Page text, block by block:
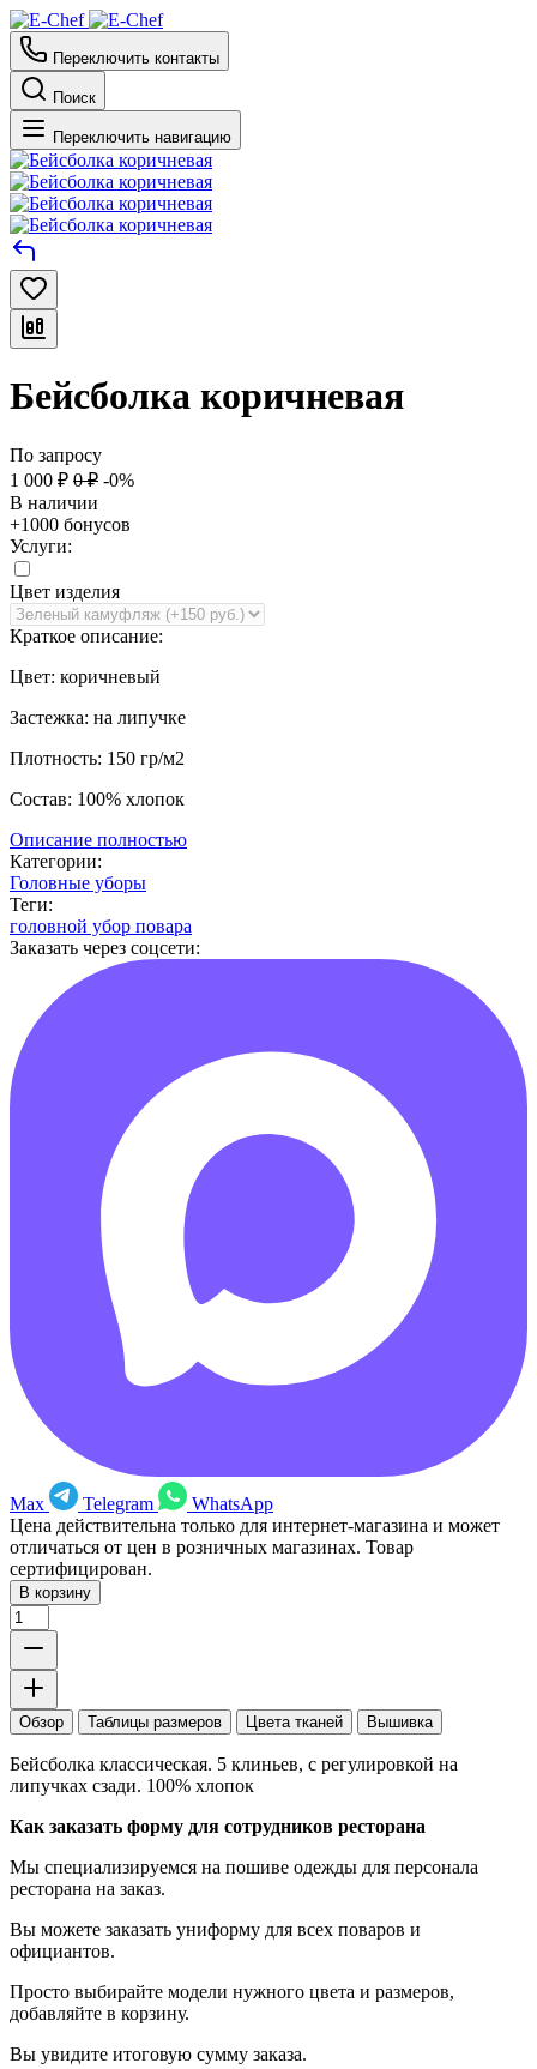
Переключить контакты
Поиск
Переключить навигацию
Бейсболка коричневая
По запросу
1 000 ₽ 0 ₽ -0%
В наличии
+1000 бонусов
Услуги:
Цвет изделия
Краткое описание:
Цвет: коричневый
Застежка: на липучке
Плотность: 150 гр/м2
Состав: 100% хлопок
Описание полностью
Категории:
Головные уборы
Теги:
головной убор повара
Заказать через соцсети:
Max Telegram
WhatsApp
Цена действительна только для интернет-магазина и может
отличаться от цен в розничных магазинах. Товар
сертифицирован.
В корзину
Обзор Таблицы размеров Цвета тканей Вышивка
Бейсболка классическая. 5 клиньев, с регулировкой на
липучках сзади. 100% хлопок
Как заказать форму для сотрудников ресторана
Мы специализируемся на пошиве одежды для персонала
ресторана на заказ.
Вы можете заказать униформу для всех поваров и
официантов.
Просто выбирайте модели нужного цвета и размеров,
добавляйте в корзину.
Вы увидите итоговую сумму заказа.